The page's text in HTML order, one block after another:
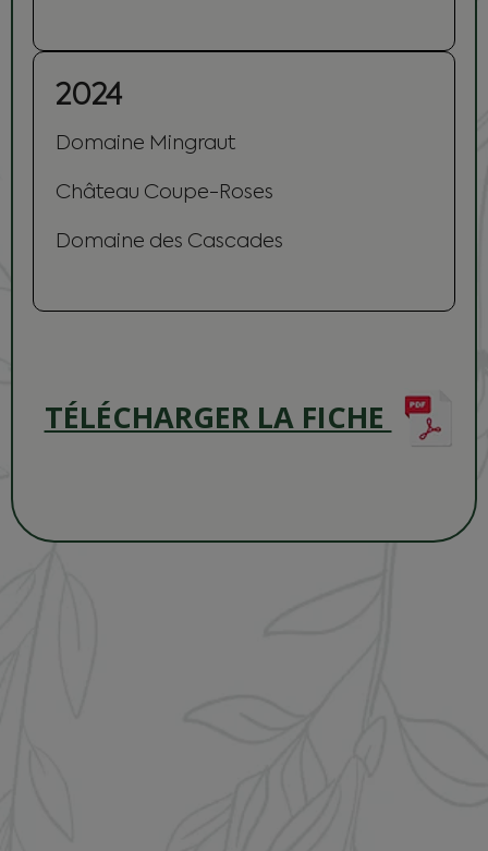
2024
Domaine Mingraut
Château Coupe-Roses
Domaine des Cascades
TÉLÉCHARGER LA FICHE